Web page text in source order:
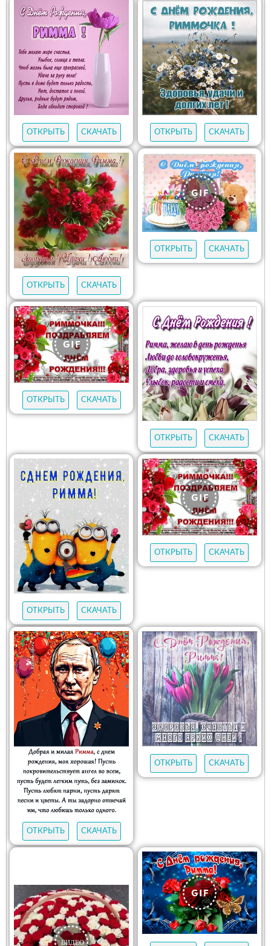
ОТКРЫТЬ СКАЧАТЬ ОТКРЫТЬ СКАЧАТЬ
ОТКРЫТЬ СКАЧАТЬ
ОТКРЫТЬ СКАЧАТЬ
ОТКРЫТЬ СКАЧАТЬ
ОТКРЫТЬ СКАЧАТЬ
ОТКРЫТЬ СКАЧАТЬ
ОТКРЫТЬ СКАЧАТЬ
ОТКРЫТЬ СКАЧАТЬ
ОТКРЫТЬ СКАЧАТЬ